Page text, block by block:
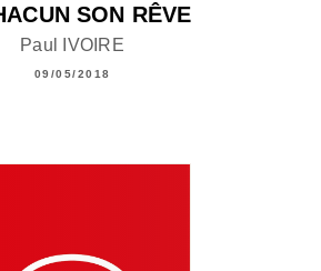
SON RÊVE
Paul IVOIRE
09/05/2018